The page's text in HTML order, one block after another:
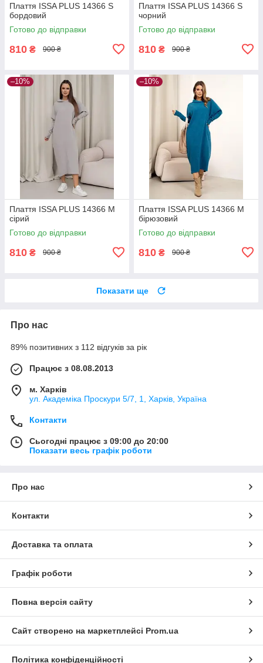
Плаття ISSA PLUS 14366 S
бордовий
Готово до відправки
810 ₴ 900 ₴
Плаття ISSA PLUS 14366 S
чорний
Готово до відправки
810 ₴ 900 ₴
–10%
Плаття ISSA PLUS 14366 M
сірий
Готово до відправки
810 ₴ 900 ₴
–10%
Плаття ISSA PLUS 14366 M
бірюзовий
Готово до відправки
810 ₴ 900 ₴
Показати ще
Про нас
89% позитивних з 112 відгуків за рік
Працює з 08.08.2013
м. Харків
ул. Академіка Проскури 5/7, 1, Харків, Україна
Контакти
Сьогодні працює з 09:00 до 20:00
Показати весь графік роботи
Про нас
Контакти
Доставка та оплата
Графік роботи
Повна версія сайту
Сайт створено на маркетплейсі Prom.ua
Політика конфіденційності